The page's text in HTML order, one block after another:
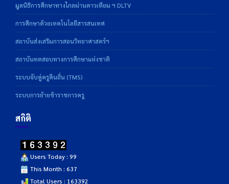
มูลนิธิการศึกษาทางไกลผ่านดาวเทียม ฯ DLTV
การศึกษาด้วยเทคโนโลยีสารสนเทศ
สถาบันส่งเสริมการสอนวิทยาศาสตร์ฯ
สถาบันทดสอบทางการศึกษาแห่งชาติ
ระบบจับคู่ครูคืนถิ่น (TMS)
ระบบการย้ายข้าราชการครู
สถิติ
Users Today : 99
This Month : 637
Total Users : 163392